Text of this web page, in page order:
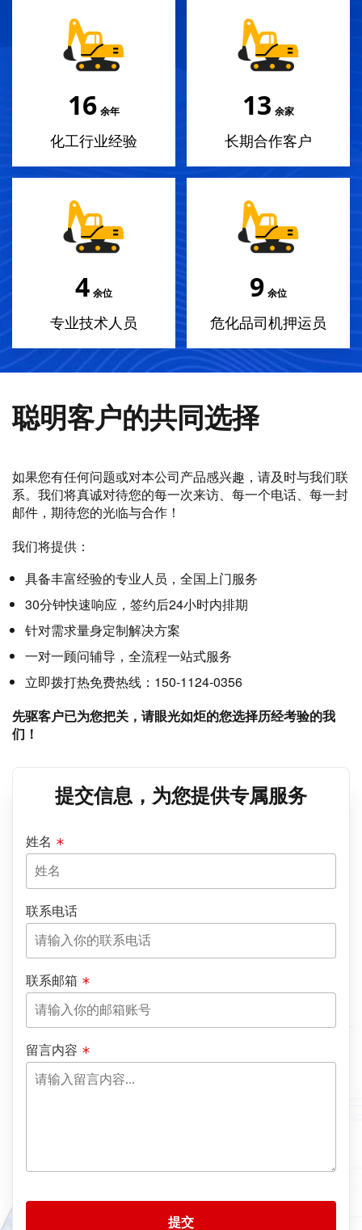
18 余年
化工行业经验
14 余家
长期合作客户
4 余位
专业技术人员
10 余位
危化品司机押运员
聪明客户的共同选择
如果您有任何问题或对本公司产品感兴趣，请及时与我们联
系。我们将真诚对待您的每一次来访、每一个电话、每一封
邮件，期待您的光临与合作！
我们将提供：
具备丰富经验的专业人员，全国上门服务
30分钟快速响应，签约后24小时内排期
针对需求量身定制解决方案
一对一顾问辅导，全流程一站式服务
立即拨打热免费热线：150-1124-0356
先驱客户已为您把关，请眼光如炬的您选择历经考验的我
们！
提交信息，为您提供专属服务
姓名
联系电话
联系邮箱
留言内容
提交